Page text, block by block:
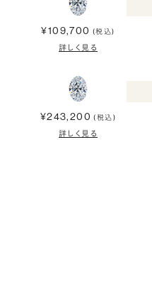
¥109,700 (税込)
詳しく見る
¥243,200 (税込)
詳しく見る